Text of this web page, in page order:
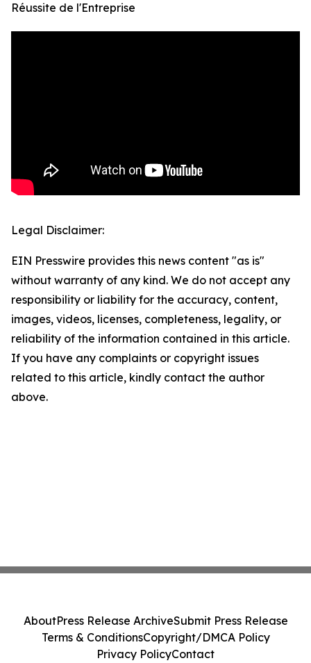
Réussite de l'Entreprise
Legal Disclaimer:
EIN Presswire provides this news content "as is"
without warranty of any kind. We do not accept any
responsibility or liability for the accuracy, content,
images, videos, licenses, completeness, legality, or
reliability of the information contained in this article.
If you have any complaints or copyright issues
related to this article, kindly contact the author
above.
AboutPress Release ArchiveSubmit Press Release
Terms & ConditionsCopyright/DMCA Policy
Privacy PolicyContact